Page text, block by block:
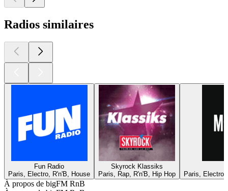
Radios similaires
Fun Radio
Paris, Electro, R'n'B, House
Skyrock Klassiks
Paris, Rap, R'n'B, Hip Hop
Paris, Electro,
À propos de bigFM RnB